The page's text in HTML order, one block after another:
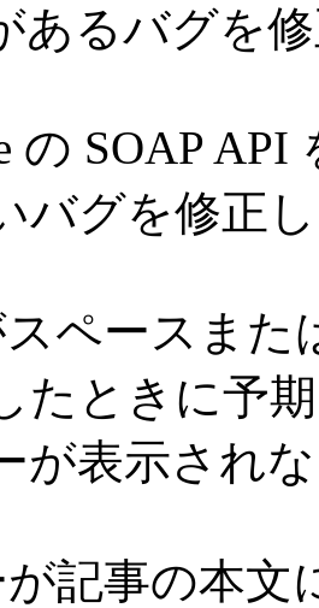
あるバグを
の SOAP
バグを修正
スペースま
たときに予
が表示され
が記事の本